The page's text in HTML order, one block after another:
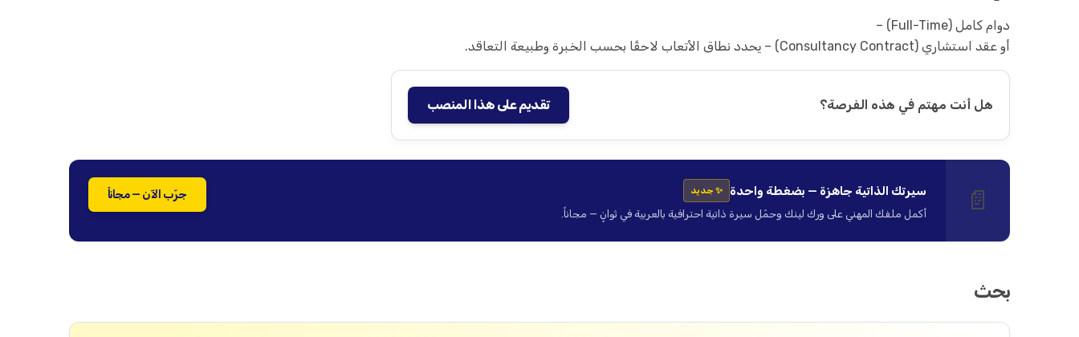
دوام كامل (Full-Time) –
أو عقد استشاري (Consultancy Contract) – يحدد نطاق الأتعاب لاحقًا بحسب الخبرة وطبيعة التعاقد.
هل أنت مهتم في هذه الفرصة؟ تقديم على هذا المنصب
📄 سيرتك الذاتية جاهزة — بضغطة واحدة ✨ جديد
أكمل ملفك المهني على ورك لينك وحمّل سيرة ذاتية احترافية بالعربية في ثوانٍ — مجاناً.
جرّب الآن — مجاناً
بحث